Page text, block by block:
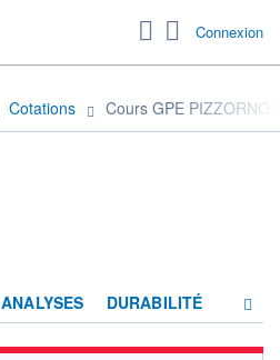
Connexion
Cotations Cours GPE PIZZORNO
ANALYSES DURABILITÉ